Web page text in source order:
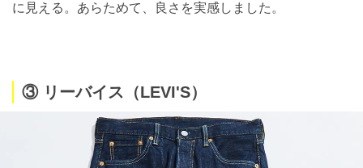
に見える。あらためて、良さを実感しました。
③ リーバイス（LEVI'S）